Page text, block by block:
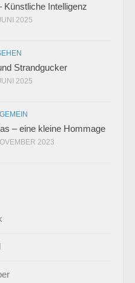
Künstliche Intelligenz
2025
Strandgucker
2025
– eine kleine Hommage
2023